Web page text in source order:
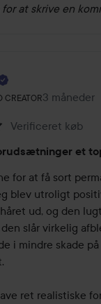
for at skrive en
CREATOR
rolle: Lyko3 måneder
Posten
Verificeret køb
et
for at få sort
blev utroligt
ud, og den
slår virkelig
i mindre skade
ret realistiske